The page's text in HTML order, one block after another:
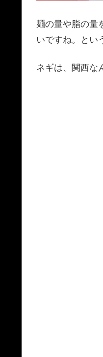
麺の量や脂の量
いですね。とい
ネギは、関西な